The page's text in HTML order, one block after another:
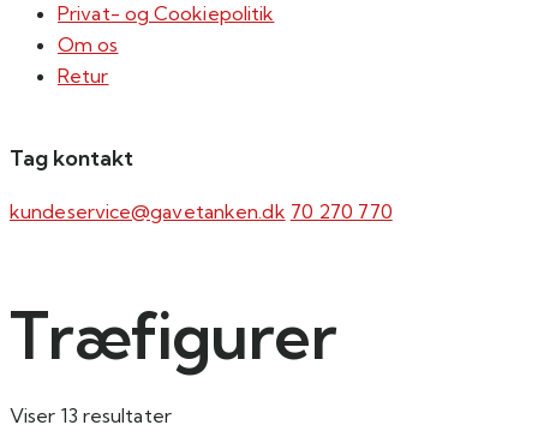
Privat- og Cookiepolitik
Om os
Retur
Tag kontakt
kundeservice@gavetanken.dk 70 270 770
Træfigurer
Viser 13 resultaterSorteret